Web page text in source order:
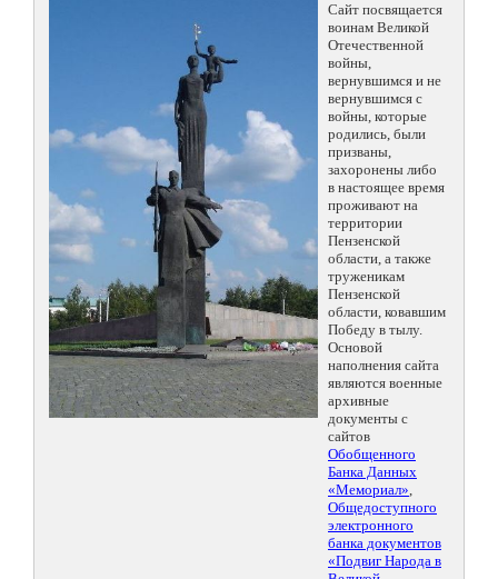
Сайт посвящается
воинам Великой
Отечественной
войны,
вернувшимся и не
вернувшимся с
войны, которые
родились, были
призваны,
захоронены либо
в настоящее время
проживают на
территории
Пензенской
области, а также
труженикам
Пензенской
области, ковавшим
Победу в тылу.
Основой
наполнения сайта
являются военные
архивные
документы с
сайтов
Обобщенного
Банка Данных
«Мемориал»,
Общедоступного
электронного
банка документов
«Подвиг Народа в